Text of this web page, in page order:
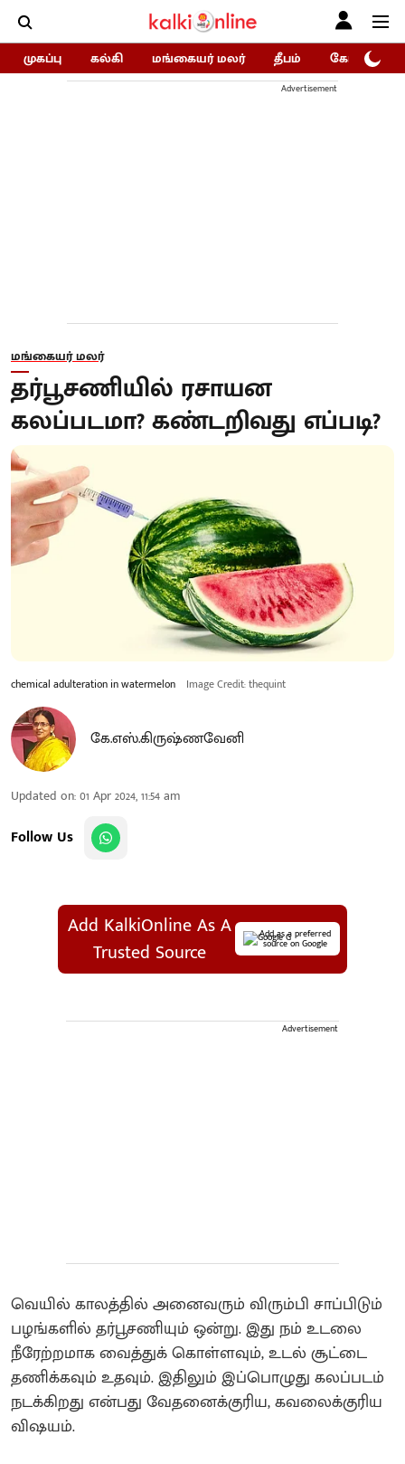
முகப்பு கல்கி மங்கையர் மலர் தீபம் கோகுலம்/
Advertisement
மங்கையர் மலர்
தர்பூசணியில் ரசாயன
கலப்படமா? கண்டறிவது எப்படி?
chemical adulteration in watermelon Image Credit: thequint
கே.எஸ்.கிருஷ்ணவேனி
Updated on:01 Apr 2024, 11:54 am
Follow Us
Add KalkiOnline As A
Trusted Source
Add as a preferred
source on Google
Advertisement
வெயில் காலத்தில் அனைவரும் விரும்பி சாப்பிடும்
பழங்களில் தர்பூசணியும் ஒன்று. இது நம் உடலை
நீரேற்றமாக வைத்துக் கொள்ளவும், உடல் சூட்டை
தணிக்கவும் உதவும். இதிலும் இப்பொழுது கலப்படம்
நடக்கிறது என்பது வேதனைக்குரிய, கவலைக்குரிய
விஷயம்.